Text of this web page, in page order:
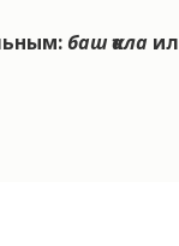
баш ҡала